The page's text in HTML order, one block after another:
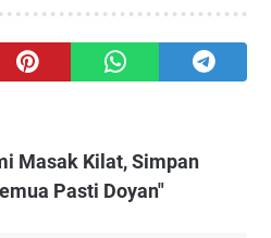
Masak Kilat, Simpan
Pasti Doyan"